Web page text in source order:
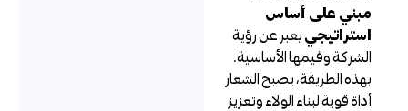
مبني على أساس
استراتيجييعبر عن رؤية
الشركة وقيمها الأساسية.
بهذه الطريقة، يصبح الشعار
أداة قوية لبناء الولاء وتعزيز